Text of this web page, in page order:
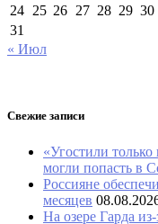
24 25 26 27 28 29 30
31
« Июл
Свежие записи
«Угостили
могли попасть в
Россияне
месяцев
На озере Гарда